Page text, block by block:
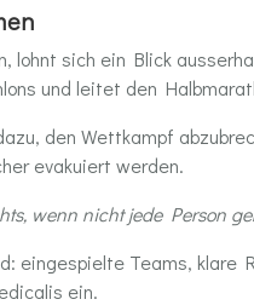
lohnt sich ein Blick
und leitet den
den Wettkampf
evakuiert werden.
wenn nicht jede Person
eingespielte Teams, klare
ein.